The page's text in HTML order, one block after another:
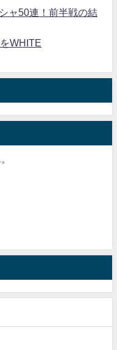
ャ50連！前半戦の結
WHITE